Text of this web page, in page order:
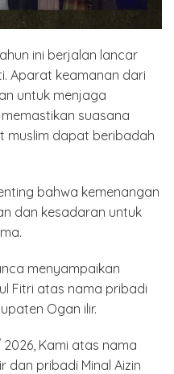
ini berjalan lancar
Aparat keamanan dari
untuk menjaga
suasana
muslim dapat beribadah
bahwa kemenangan
dan kesadaran untuk
menyampaikan
Fitri atas nama pribadi
Ogan ilir.
2026, Kami atas nama
dan pribadi Minal Aizin